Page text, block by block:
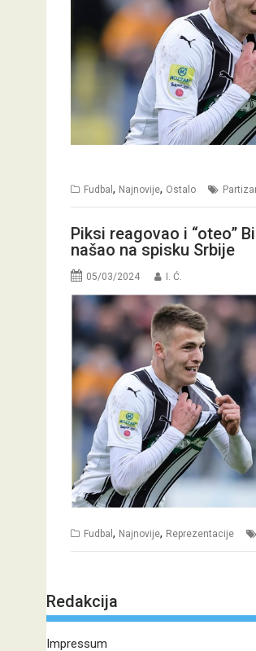
Fudbal , Najnovije, Ostalo
Piksi reagovao i “oteo”
našao na spisku Srbije
05/03/2024 I. Ć.
Fudbal , Najnovije, Reprezentacije
Redakcija
Impressum